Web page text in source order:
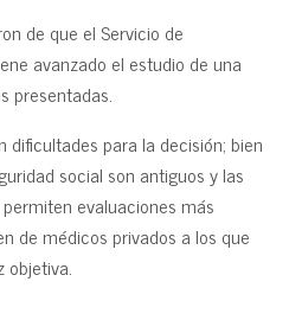
de que el Servicio de
avanzado el estudio de una
presentadas.
dificultades para la decisión; bien
social son antiguos y las
evaluaciones más
de médicos privados a los que
objetiva.